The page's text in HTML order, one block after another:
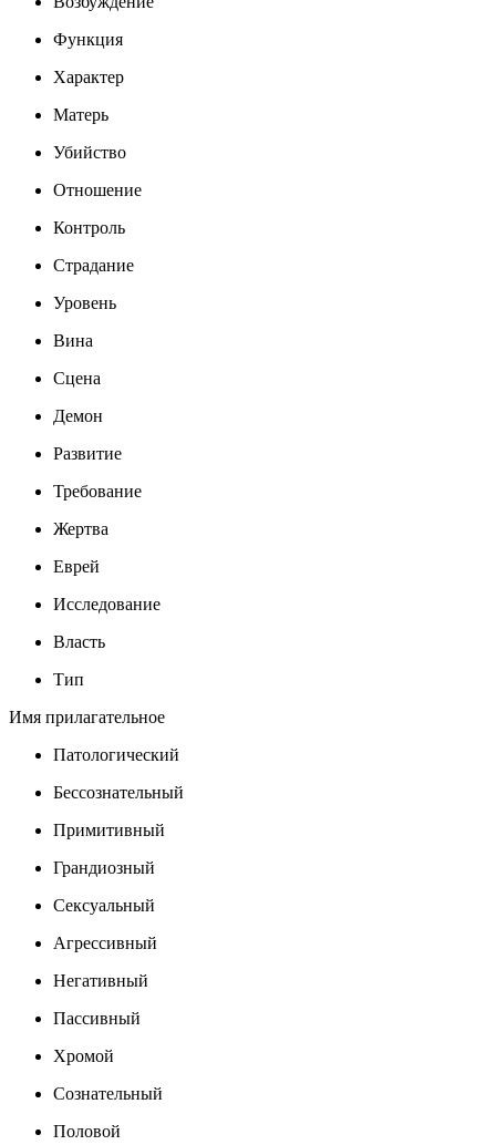
Функция
Характер
Матерь
Убийство
Отношение
Контроль
Страдание
Уровень
Вина
Сцена
Демон
Развитие
Требование
Жертва
Еврей
Исследование
Власть
Тип
Имя прилагательное
Патологический
Бессознательный
Примитивный
Грандиозный
Сексуальный
Агрессивный
Негативный
Пассивный
Хромой
Сознательный
Половой